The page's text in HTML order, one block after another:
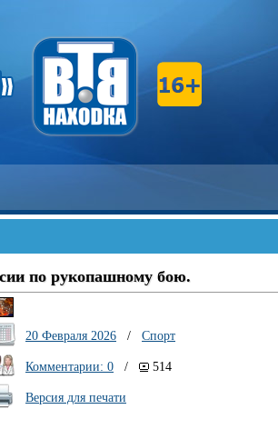
по рукопашному бою.
20 Февраля 2026 / Спорт
Комментарии: 0 / 514
Версия для печати